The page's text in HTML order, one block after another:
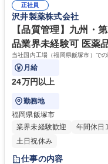
日129日
あり、会社への信頼を確保する
格 学歴：大学院 大学 高専 語
正社員
沢井製薬株式会社
【品質管理】九州
品業界未経験可 医薬
当社国内工場（福岡県飯塚市）で
月給
24万円以上
勤務地
福岡県飯塚市
業界未経験歓迎
年間休日
土日祝休み
仕事の内容